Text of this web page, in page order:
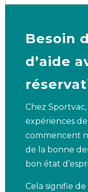
Besoin
d’aide
Chez
expériences
commencent
de la bonne
bon état
Cela signifie